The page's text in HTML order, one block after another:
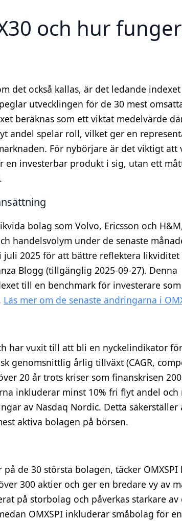
och hur
det också kallas, är det ledande
utvecklingen för de 30 mest
beräknas som ett viktat medelvärde
andel spelar roll, vilket ger en
För nybörjare är det viktigt att
en investerbar produkt i sig, utan ett
bolag som Volvo, Ericsson och
handelsvolym under de senaste
juli 2025 för att bättre reflektera likviditet
Blogg (tillgänglig 2025-09-27). Denna
till en benchmark för investerare
Läs mer om de senaste ändringarna i
har vuxit till att bli en nyckelindikator
genomsnittlig årlig tillväxt (CAGR,
20 år trots kriser som finanskrisen
inkluderar minst 10% fri flyt andel
av Nasdaq Nordic. Detta säkerställer
aktiva bolagen på börsen.
de 30 största bolagen, täcker OMXSPI
300 aktier och ger en bredare vy av
på storbolag och påverkas starkare av
OMXSPI inkluderar småbolag för